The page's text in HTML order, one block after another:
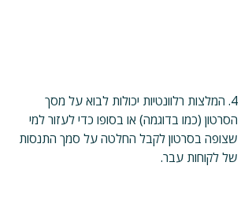
4. המלצות רלוונטיות יכולות לבוא על מסך
הסרטון (כמו בדוגמה) או בסופו כדי לעזור למי
שצופה בסרטון לקבל החלטה על סמך התנסות
של לקוחות עבר.